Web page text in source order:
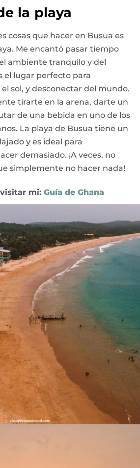
la playa
cosas que hacer en Busua es
Me encantó pasar tiempo
ambiente tranquilo y del
el lugar perfecto para
sol, y desconectar del mundo.
tirarte en la arena, darte un
de una bebida en uno de los
La playa de Busua tiene un
y es ideal para
demasiado. ¡A veces, no
simplemente no hacer nada!
mi: Guía de Ghana